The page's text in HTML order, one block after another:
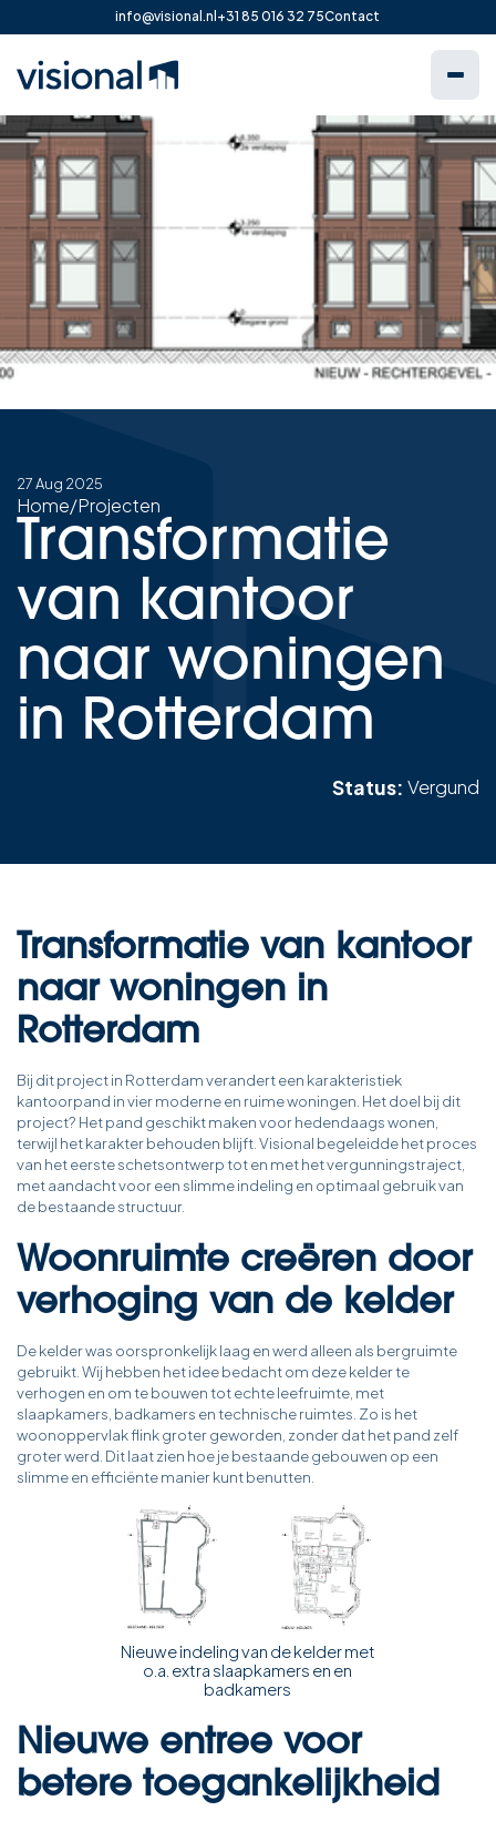
info@visional.nl +31 85 016 32 75Contact
27 Aug 2025
Home/Projecten
Transformatie
van kantoor
naar woningen
in Rotterdam
Status: Vergund
Transformatie van kantoor
naar woningen in
Rotterdam
Bij dit project in Rotterdam verandert een karakteristiek
kantoorpand in vier moderne en ruime woningen. Het doel bij dit
project? Het pand geschikt maken voor hedendaags wonen,
terwijl het karakter behouden blijft. Visional begeleidde het proces
van het eerste schetsontwerp tot en met het vergunningstraject,
met aandacht voor een slimme indeling en optimaal gebruik van
de bestaande structuur.
Woonruimte creëren door
verhoging van de kelder
De kelder was oorspronkelijk laag en werd alleen als bergruimte
gebruikt. Wij hebben het idee bedacht om deze kelder te
verhogen en om te bouwen tot echte leefruimte, met
slaapkamers, badkamers en technische ruimtes. Zo is het
woonoppervlak flink groter geworden, zonder dat het pand zelf
groter werd. Dit laat zien hoe je bestaande gebouwen op een
slimme en efficiënte manier kunt benutten.
Nieuwe indeling van de kelder met
o.a. extra slaapkamers en en
badkamers
Nieuwe entree voor
betere toegankelijkheid